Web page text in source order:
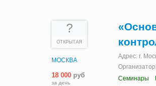
?
ОТКРЫТАЯ
МОСКВА
18 000 руб
за день
Адрес: г.
Семинары